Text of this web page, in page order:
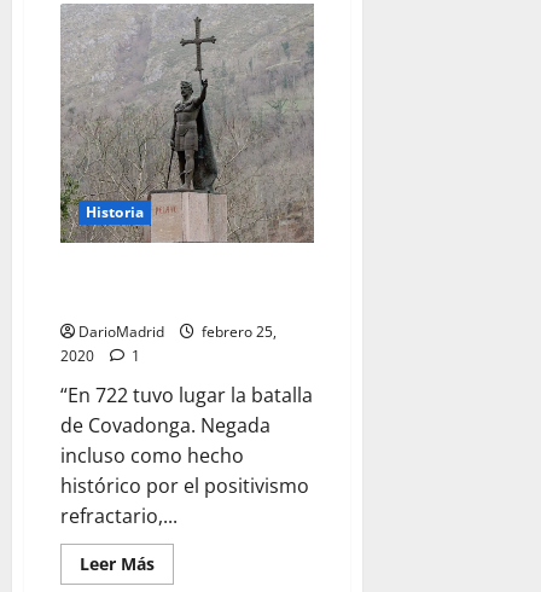
Don
Rodrigo
y
el
fin
del
Reino
de
los
Visigodos
en
una
batalla
que
no
Historia
DarioMadrid
febrero 25,
2020
1
“En 722 tuvo lugar la batalla
de Covadonga. Negada
incluso como hecho
histórico por el positivismo
refractario,...
Leer MásLeer
más